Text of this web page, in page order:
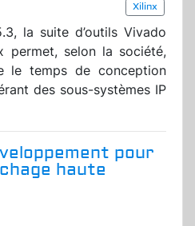
Xilinx
la suite d’outils Vivado
permet, selon la société,
le temps de conception
des sous-systèmes IP
pour
haute